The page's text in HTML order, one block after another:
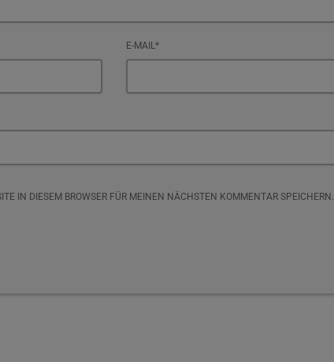
E-MAIL*
IN DIESEM BROWSER FÜR MEINEN NÄCHSTEN KOMMENTAR SPEICHERN.